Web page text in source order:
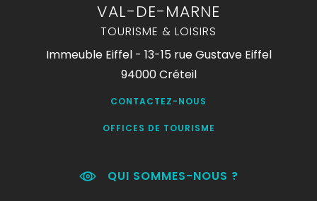
VAL-DE-MARNE
TOURISME & LOISIRS
Immeuble Eiffel - 13-15 rue Gustave Eiffel
94000 Créteil
CONTACTEZ-NOUS
OFFICES DE TOURISME
QUI SOMMES-NOUS ?